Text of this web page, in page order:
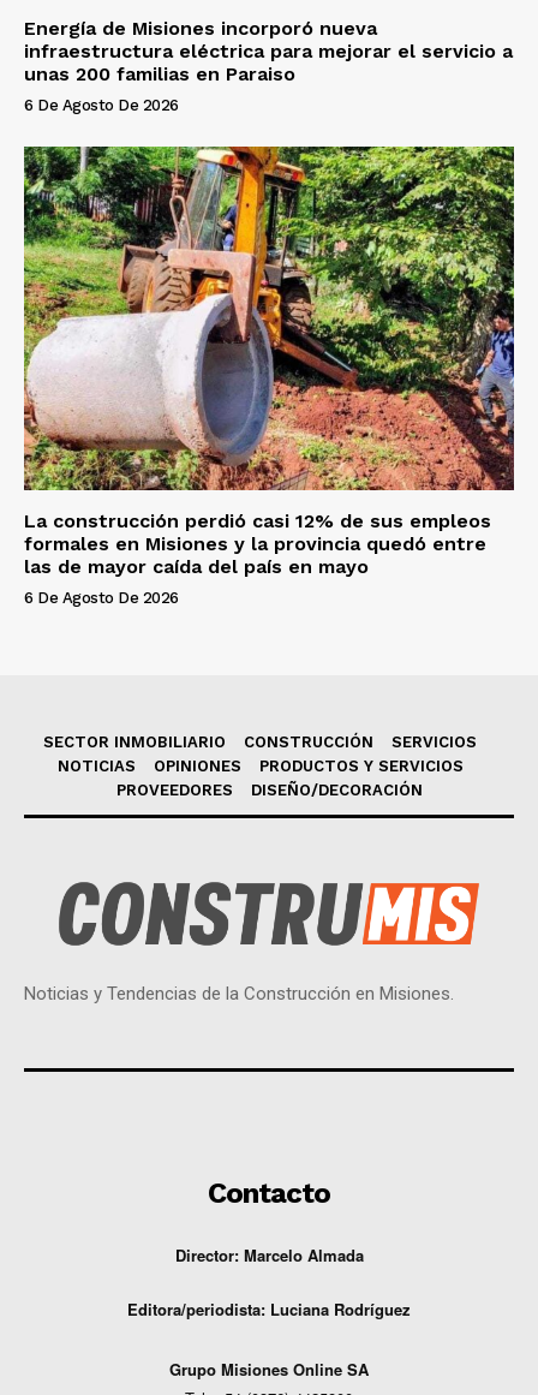
Energía de Misiones incorporó nueva
infraestructura eléctrica para mejorar el servicio a
unas 200 familias en Paraiso
6 De Agosto De 2026
La construcción perdió casi 12% de sus empleos
formales en Misiones y la provincia quedó entre
las de mayor caída del país en mayo
6 De Agosto De 2026
SECTOR INMOBILIARIO CONSTRUCCIÓN
SERVICIOS
NOTICIAS
OPINIONES
PRODUCTOS Y SERVICIOS
PROVEEDORES
DISEÑO/DECORACIÓN
Noticias y Tendencias de la Construcción en Misiones.
Contacto
Director: Marcelo Almada
Editora/periodista: Luciana Rodríguez
Grupo Misiones Online SA